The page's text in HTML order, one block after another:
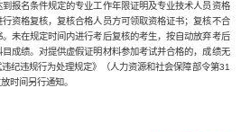
报名条件规定的专业工作年限证明及专业技术人员资格
资格复核，复核合格人员方可领取资格证书；复核不合
未在规定时间内进行考后复核的考生，按自动放弃考后
成绩。对提供虚假证明材料参加考试并合格的，成绩无
纪违规行为处理规定》（人力资源和社会保障部令第31
时间另行通知。